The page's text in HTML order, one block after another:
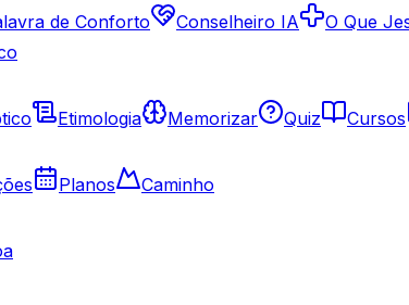
de Conforto Conselheiro IA O Que
Etimologia Memorizar Quiz Cursos
Planos Caminho